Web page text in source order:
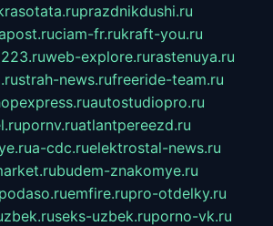
prazdnikdushi.ru
ciam-fr.rukraft-you.ru
web-explore.rurastenuya.ru
strah-news.rufreeride-team.ru
autostudiopro.ru
pornv.ruatlantpereezd.ru
a-cdc.ruelektrostal-news.ru
budem-znakomye.ru
emfire.rupro-otdelky.ru
seks-uzbek.ruporno-vk.ru